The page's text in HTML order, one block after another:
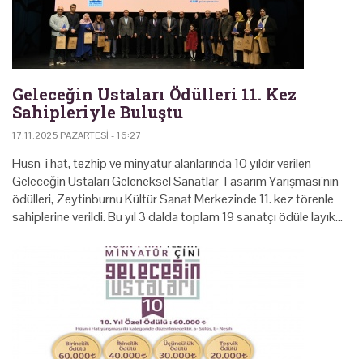
Geleceğin Ustaları Ödülleri 11. Kez
Sahipleriyle Buluştu
17.11.2025 PAZARTESI - 16:27
Hüsn-i hat, tezhip ve minyatür alanlarında 10 yıldır verilen
Geleceğin Ustaları Geleneksel Sanatlar Tasarım Yarışması’nın
ödülleri, Zeytinburnu Kültür Sanat Merkezinde 11. kez törenle
sahiplerine verildi. Bu yıl 3 dalda toplam 19 sanatçı ödüle layık…